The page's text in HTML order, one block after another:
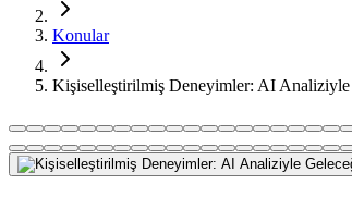
Konular
Kişiselleştirilmiş Deneyimler: AI